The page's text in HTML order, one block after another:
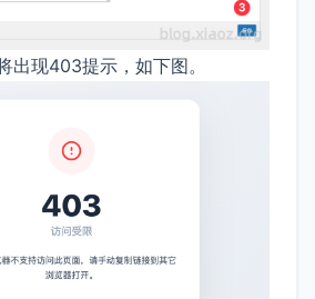
出现403提示，如下图。